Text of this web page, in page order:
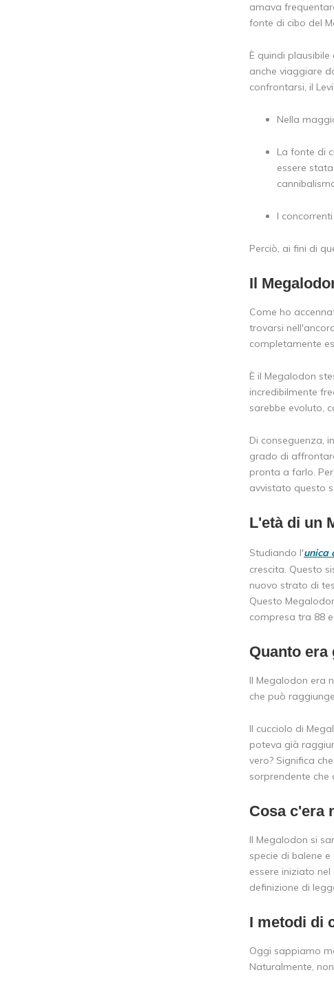
amava
fonte di cibo del
È quindi
anche viaggiare
confrontarsi, il
Nella
La fonte di
essere
I
Perciò, ai fini di
Il
Come ho
trovarsi
completamente
È il Megalodon
incredibilmente
sarebbe evoluto,
Di conseguenza,
grado di
pronta a farlo.
avvistato questo
L'età di un
Studiando l'unica
crescita. Questo
nuovo strato di
Questo
compresa tra 88
Quanto era
Il Megalodon era
che può
Il cucciolo di
poteva già
vero? Significa
sorprendente che
Cosa c'era
Il Megalodon si
specie di balene
essere iniziato
definizione di
I metodi di
Oggi sappiamo
Naturalmente,